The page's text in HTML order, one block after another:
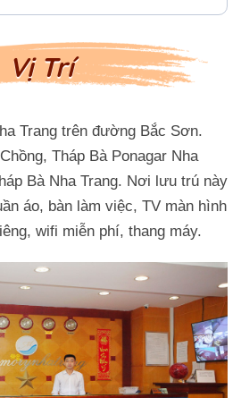
Vị Trí
Trang trên đường Bắc Sơn.
Tháp Bà Ponagar Nha
Bà Nha Trang. Nơi lưu trú này
áo, bàn làm việc, TV màn hình
wifi miễn phí, thang máy.